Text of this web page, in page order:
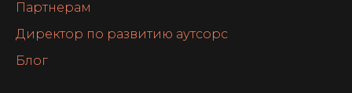
Партнерам
Директор по развитию аутсорс
Блог